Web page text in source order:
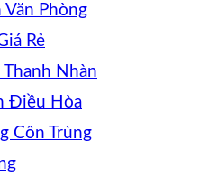
Văn Phòng
Rẻ
Thanh Nhàn
Điều Hòa
Côn Trùng